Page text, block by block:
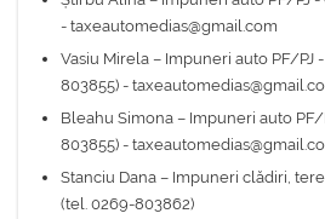
- taxeautomedias@gmail.com
Vasiu Mirela – Impuneri auto PF/PJ
803855) -
Bleahu Simona – Impuneri auto
803855) -
Stanciu Dana – Impuneri clădiri,
(tel. 0269-803862)